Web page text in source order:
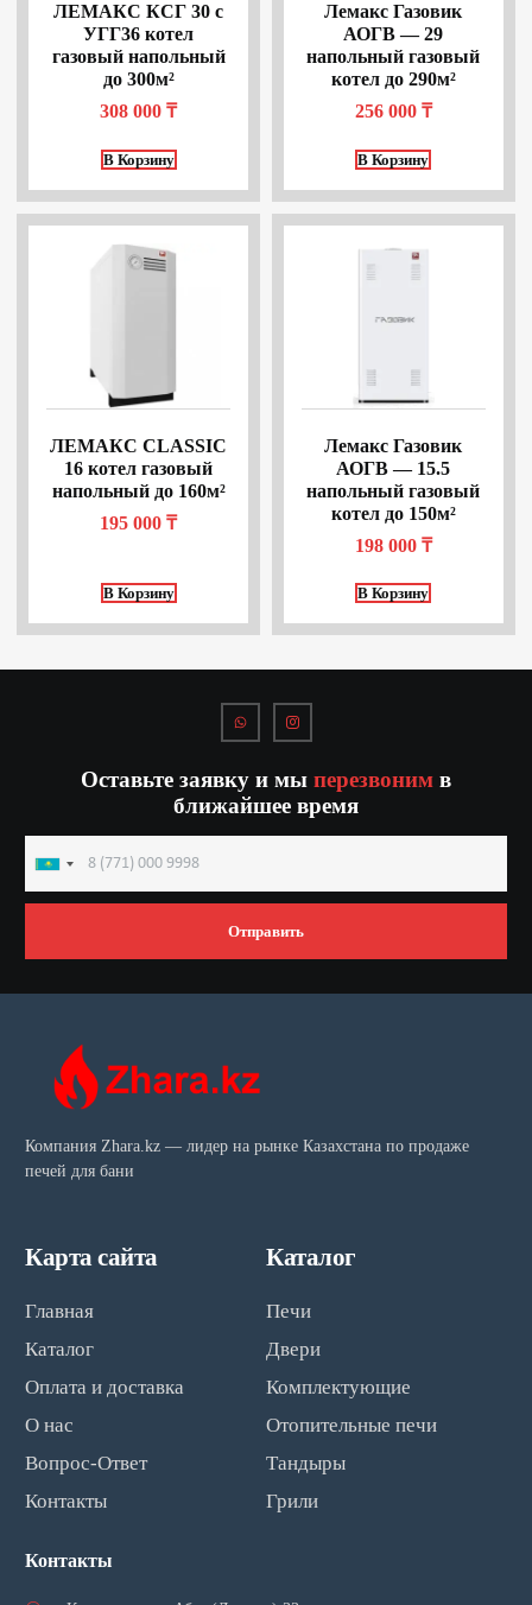
ЛЕМАКС КСГ 30 с
УГГ36 котел
газовый напольный
до 300м²
308 000₸
В Корзину
Лемакс Газовик
АОГВ — 29
напольный газовый
котел до 290м²
256 000 ₸
В Корзину
ЛЕМАКС CLASSIC
16 котел газовый
напольный до 160м²
195 000₸
В Корзину
Лемакс Газовик
АОГВ — 15.5
напольный газовый
котел до 150м²
198 000 ₸
В Корзину
Оставьте заявку и мы перезвоним в
ближайшее время
Kazakhstan
+7
Отправить
Компания Zhara.kz — лидер на рынке Казахстана по продаже
печей для бани
Карта сайта
Главная
Каталог
Оплата и доставка
О нас
Вопрос-Ответ
Контакты
Каталог
Печи
Двери
Комплектующие
Отопительные печи
Тандыры
Грили
Контакты